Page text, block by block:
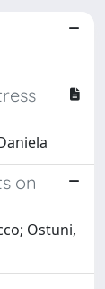
on
Ostuni,